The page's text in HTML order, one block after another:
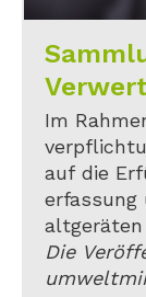
Im
auf die
erfassung
altgeräten
Die